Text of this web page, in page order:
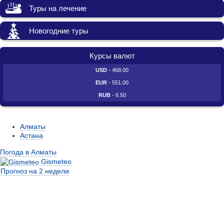
Туры на лечение
Новогодние туры
Курсы валют
USD - 468.00
EUR - 551.00
RUB- 6.50
Алматы
Астана
Погода в Алматы
Gismeteo
Прогноз на 2 недели